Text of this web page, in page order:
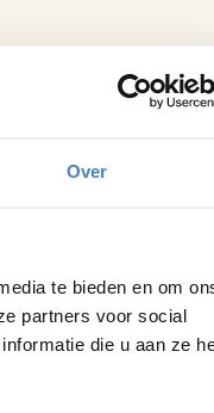
Over
te bieden en om
partners voor social
die u aan ze